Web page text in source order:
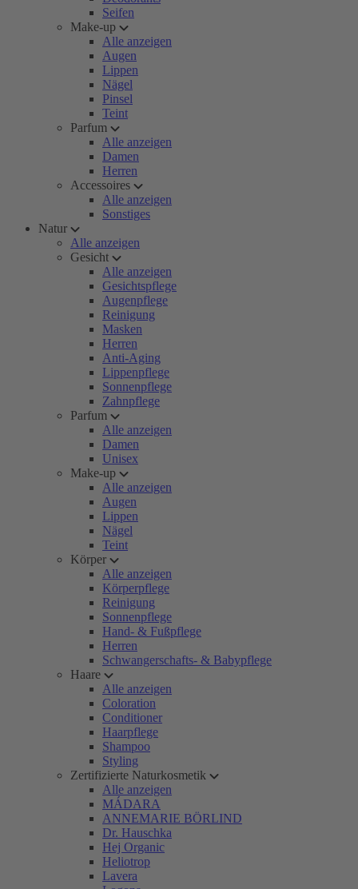
Seifen
Make-up
Alle anzeigen
Augen
Lippen
Nägel
Pinsel
Teint
Parfum
Alle anzeigen
Damen
Herren
Accessoires
Alle anzeigen
Sonstiges
Natur
Alle anzeigen
Gesicht
Alle anzeigen
Gesichtspflege
Augenpflege
Reinigung
Masken
Herren
Anti-Aging
Lippenpflege
Sonnenpflege
Zahnpflege
Parfum
Alle anzeigen
Damen
Unisex
Make-up
Alle anzeigen
Augen
Lippen
Nägel
Teint
Körper
Alle anzeigen
Körperpflege
Reinigung
Sonnenpflege
Hand- & Fußpflege
Herren
Schwangerschafts- & Babypflege
Haare
Alle anzeigen
Coloration
Conditioner
Haarpflege
Shampoo
Styling
Zertifizierte Naturkosmetik
Alle anzeigen
MÁDARA
ANNEMARIE BÖRLIND
Dr. Hauschka
Hej Organic
Heliotrop
Lavera